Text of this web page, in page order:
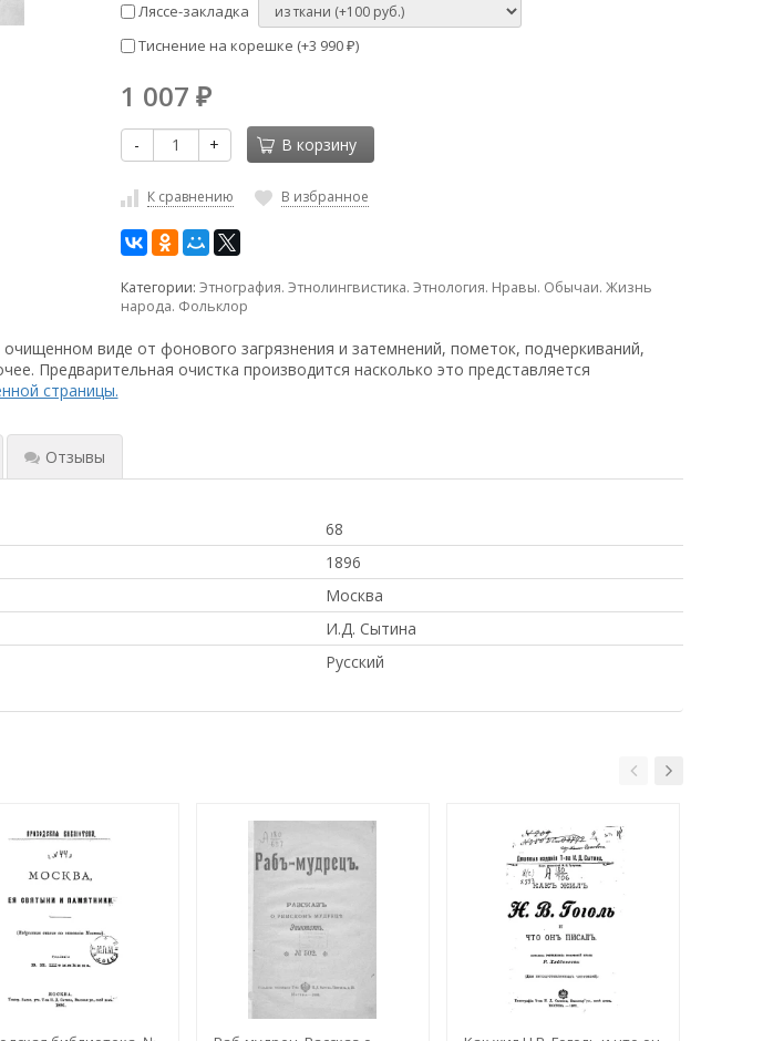
Ляссе-закладка
Тиснение на корешке (+3 990 ₽)
1 007 ₽
- + В корзину
К сравнению В избранное
Категории: Этнография. Этнолингвистика. Этнология. Нравы. Обычаи. Жизнь
народа. Фольклор
очищенном виде от фонового загрязнения и затемнений, пометок, подчеркиваний,
Предварительная очистка производится насколько это представляется
страницы.
Отзывы
68
1896
Москва
И.Д. Сытина
Русский